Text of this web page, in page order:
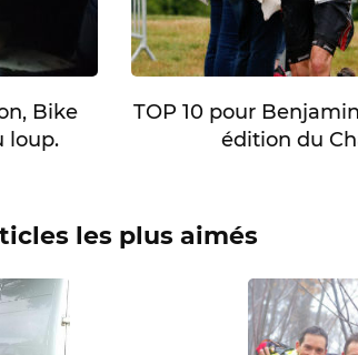
Bike
loup.
TOP 10 pour
édition du
les plus aimés